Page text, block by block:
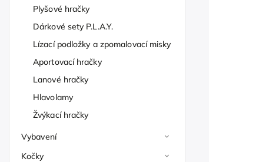
Plyšové hračky
Dárkové sety P.L.A.Y.
Lízací podložky a zpomalovací misky
Aportovací hračky
Lanové hračky
Hlavolamy
Žvýkací hračky
Vybavení
Kočky